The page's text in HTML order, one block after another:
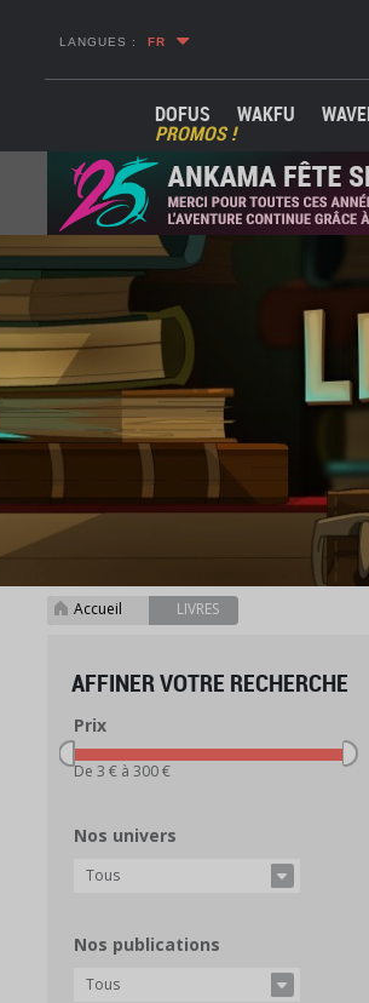
LANGUES : FR
DOFUS WAKFU
PROMOS !
Accueil LIVRES
AFFINER VOTRE RECHERCHE
Prix
De 3 € à 300 €
Nos univers
Tous
Nos publications
Tous